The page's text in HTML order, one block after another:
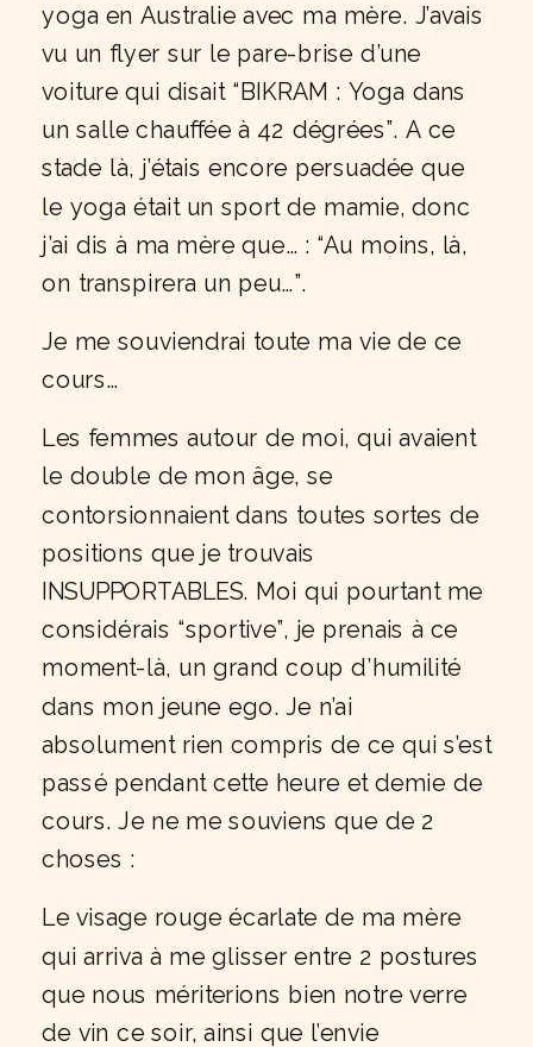
yoga en Australie avec ma mère. J’avais
vu un flyer sur le pare-brise d’une
voiture qui disait “BIKRAM : Yoga dans
un salle chauffée à 42 dégrées”. A ce
stade là, j’étais encore persuadée que
le yoga était un sport de mamie, donc
j’ai dis à ma mère que… : “Au moins, là,
on transpirera un peu…”.
Je me souviendrai toute ma vie de ce
cours…
Les femmes autour de moi, qui avaient
le double de mon âge, se
contorsionnaient dans toutes sortes de
positions que je trouvais
INSUPPORTABLES. Moi qui pourtant me
considérais “sportive”, je prenais à ce
moment-là, un grand coup d’humilité
dans mon jeune ego. Je n’ai
absolument rien compris de ce qui s’est
passé pendant cette heure et demie de
cours. Je ne me souviens que de 2
choses :
Le visage rouge écarlate de ma mère
qui arriva à me glisser entre 2 postures
que nous mériterions bien notre verre
de vin ce soir, ainsi que l’envie